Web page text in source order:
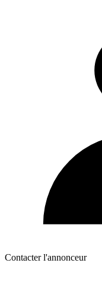
Contacter l'annonceur